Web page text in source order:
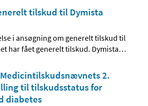
tilskud til Dymista
i ansøgning om generelt tilskud til
har fået generelt tilskud. Dymista…
2.
til tilskudsstatus for
diabetes